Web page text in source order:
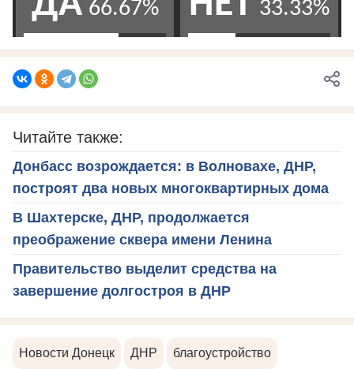
Читайте также:
Донбасс возрождается: в Волновахе, ДНР,
построят два новых многоквартирных дома
В Шахтерске, ДНР, продолжается
преображение сквера имени Ленина
Правительство выделит средства на
завершение долгостроя в ДНР
Новости Донецк ДНР благоустройство